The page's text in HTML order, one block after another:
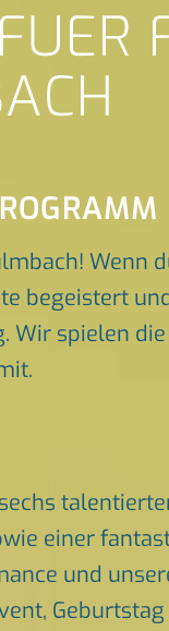
Wenn
begeistert
spielen
einer
und